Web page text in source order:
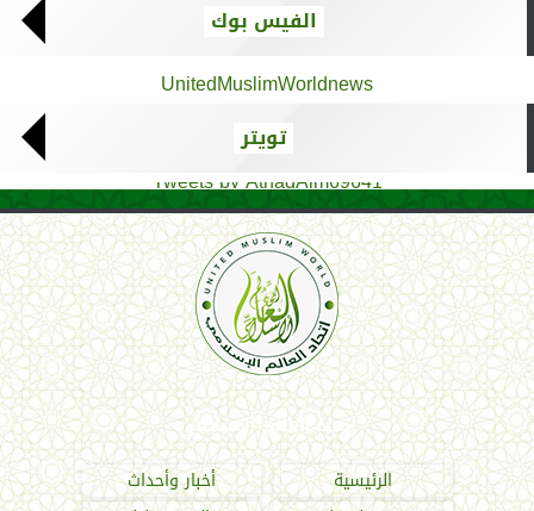
الفيس بوك
UnitedMuslimWorldnews
تويتر
Tweets by AthadAlm69641
اتحاد العالم الإسلامي
الرئيسية
أخبار وأحداث